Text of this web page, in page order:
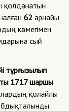
қолданатын
62 арнайы
көмегімен
сый
тұрғызылып
1717 шаршы
қолайлы